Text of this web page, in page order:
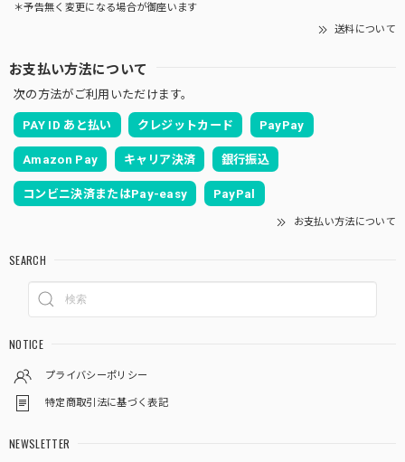
＊予告無く変更になる場合が御座います
送料について
お支払い方法について
次の方法がご利用いただけます。
PAY ID あと払い クレジットカード PayPay
Amazon Pay キャリア決済 銀行振込
コンビニ決済またはPay-easy PayPal
お支払い方法について
SEARCH
NOTICE
プライバシーポリシー
特定商取引法に基づく表記
NEWSLETTER